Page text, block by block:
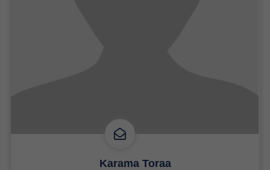
Karama Toraa